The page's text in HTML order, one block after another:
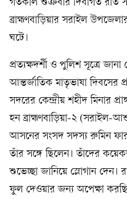
গতকাল শুক্রবার দিবাগত রাত
ব্রাহ্মণবাড়িয়ার সরাইল
ঘটে।
প্রত্যক্ষদর্শী ও পুলিশ সূত্রে
আন্তর্জাতিক মাতৃভাষা দিবসের
সদরের কেন্দ্রীয় শহীদ মিনার
হন ব্রাহ্মণবাড়িয়া-২
আসনের সংসদ সদস্য রুমিন
তাঁর সঙ্গে ছিলেন। তাঁদের
শুভেচ্ছা জানিয়ে স্লোগান দেন।
ফুল দেওয়ার জন্য অপেক্ষা